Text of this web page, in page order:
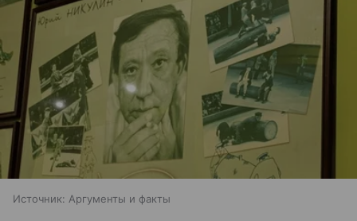
Источник: Аргументы и факты